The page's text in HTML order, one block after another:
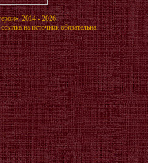
, 2014 - 2026
на источник обязательна.